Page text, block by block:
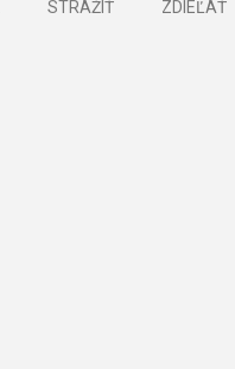
STRÁŽIŤ ZDIEĽAŤ